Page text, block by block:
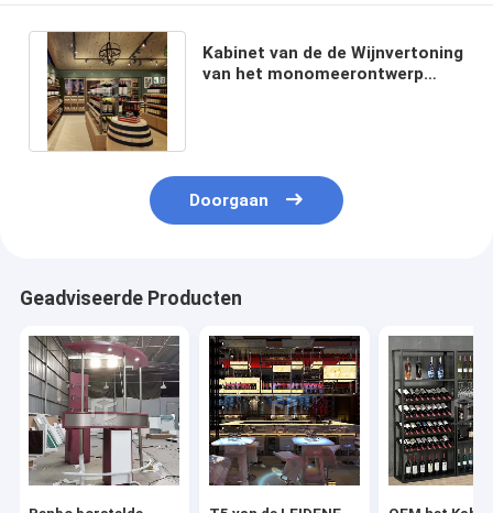
Kabinet van de de Wijnvertoning
van het monomeerontwerp
Doorgaan
Geadviseerde Producten